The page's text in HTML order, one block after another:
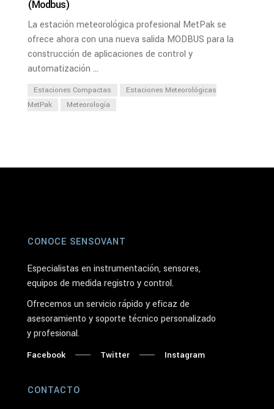
(Modbus)
La estación meteorológica profesional MetPak se
ofrece ahora con una nueva salida MODBUS para la
construcción de aplicaciones de control y
automatización ...
Estaciones Compactas
Estaciones Meteorológicas
MetPak
Meteorología
CONOCE SENSOVANT
Especialistas en instrumentación, sensores,
equipos de medida registro y control.
Ofrecemos un servicio rápido y eficaz de
asesoramiento y soporte técnico personalizado
y profesional.
Facebook Twitter Instagram
CONTACTO